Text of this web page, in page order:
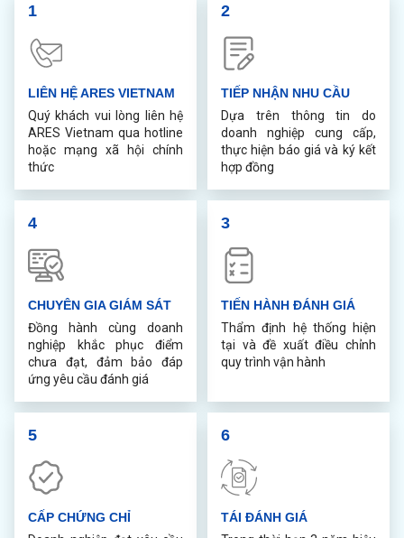
1
LIÊN HỆ ARES VIETNAM
Quý khách vui lòng liên hệ
ARES Vietnam qua hotline
hoặc mạng xã hội chính
thức
2
TIẾP NHẬN NHU CẦU
Dựa trên thông tin do
doanh nghiệp cung cấp,
thực hiện báo giá và ký kết
hợp đồng
3
TIẾN HÀNH ĐÁNH GIÁ
Thẩm định hệ thống hiện
tại và đề xuất điều chỉnh
quy trình vận hành
4
CHUYÊN GIA GIÁM SÁT
Đồng hành cùng doanh
nghiệp khắc phục điểm
chưa đạt, đảm bảo đáp
ứng yêu cầu đánh giá
5
CẤP CHỨNG CHỈ
6
TÁI ĐÁNH GIÁ